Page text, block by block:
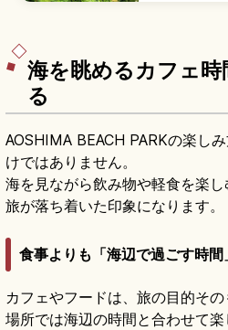
海を眺めるカフェ
る
AOSHIMA BEACH PARKの楽し
けではありません。
海を見ながら飲み物や軽食を楽
旅が落ち着いた印象になります。
食事よりも「海辺で過ごす時
カフェやフードは、旅の目的そ
場所では海辺の時間と合わせて楽